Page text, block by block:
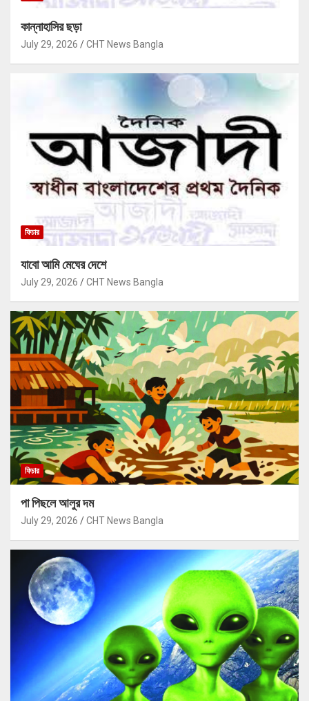
কান্নাহাসির ছড়া
July 29, 2026 CHT News Bangla
ফিচার
যাবো আমি মেঘের দেশে
July 29, 2026 CHT News Bangla
ফিচার
পা পিছলে আলুর দম
July 29, 2026 CHT News Bangla